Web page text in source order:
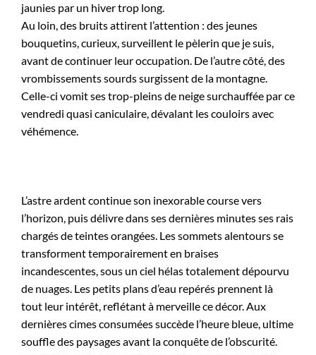
jaunies par un hiver trop long.
Au loin, des bruits attirent l’attention : des jeunes
bouquetins, curieux, surveillent le pèlerin que je suis,
avant de continuer leur occupation. De l’autre côté, des
vrombissements sourds surgissent de la montagne.
Celle-ci vomit ses trop-pleins de neige surchauffée par ce
vendredi quasi caniculaire, dévalant les couloirs avec
véhémence.
L’astre ardent continue son inexorable course vers
l’horizon, puis délivre dans ses dernières minutes ses rais
chargés de teintes orangées. Les sommets alentours se
transforment temporairement en braises
incandescentes, sous un ciel hélas totalement dépourvu
de nuages. Les petits plans d’eau repérés prennent là
tout leur intérêt, reflétant à merveille ce décor. Aux
dernières cimes consumées succède l’heure bleue, ultime
souffle des paysages avant la conquête de l’obscurité.